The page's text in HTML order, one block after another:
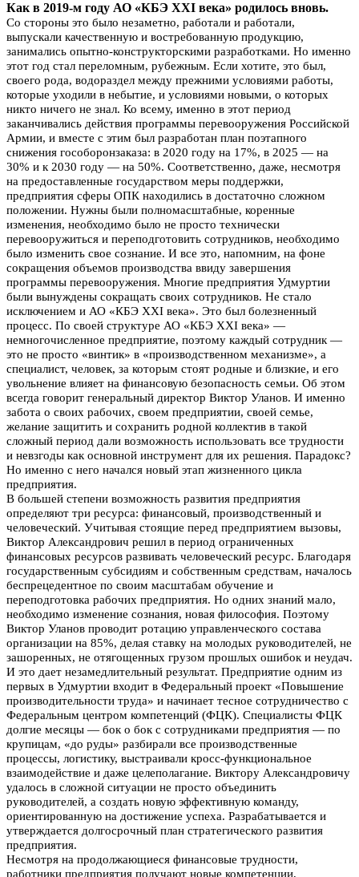
Как в 2019-м году АО «КБЭ XXI века» родилось вновь.
Со стороны это было незаметно, работали и работали,
выпускали качественную и востребованную продукцию,
занимались опытно-конструкторскими разработками. Но именно
этот год стал переломным, рубежным. Если хотите, это был,
своего рода, водораздел между прежними условиями работы,
которые уходили в небытие, и условиями новыми, о которых
никто ничего не знал. Ко всему, именно в этот период
заканчивались действия программы перевооружения Российской
Армии, и вместе с этим был разработан план поэтапного
снижения гособоронзаказа: в 2020 году на 17%, в 2025 — на
30% и к 2030 году — на 50%. Соответственно, даже, несмотря
на предоставленные государством меры поддержки,
предприятия сферы ОПК находились в достаточно сложном
положении. Нужны были полномасштабные, коренные
изменения, необходимо было не просто технически
перевооружиться и переподготовить сотрудников, необходимо
было изменить свое сознание. И все это, напомним, на фоне
сокращения объемов производства ввиду завершения
программы перевооружения. Многие предприятия Удмуртии
были вынуждены сокращать своих сотрудников. Не стало
исключением и АО «КБЭ XXI века». Это был болезненный
процесс. По своей структуре АО «КБЭ XXI века» —
немногочисленное предприятие, поэтому каждый сотрудник —
это не просто «винтик» в «производственном механизме», а
специалист, человек, за которым стоят родные и близкие, и его
увольнение влияет на финансовую безопасность семьи. Об этом
всегда говорит генеральный директор Виктор Уланов. И именно
забота о своих рабочих, своем предприятии, своей семье,
желание защитить и сохранить родной коллектив в такой
сложный период дали возможность использовать все трудности
и невзгоды как основной инструмент для их решения. Парадокс?
Но именно с него начался новый этап жизненного цикла
предприятия.
В большей степени возможность развития предприятия
определяют три ресурса: финансовый, производственный и
человеческий. Учитывая стоящие перед предприятием вызовы,
Виктор Александрович решил в период ограниченных
финансовых ресурсов развивать человеческий ресурс. Благодаря
государственным субсидиям и собственным средствам, началось
беспрецедентное по своим масштабам обучение и
переподготовка рабочих предприятия. Но одних знаний мало,
необходимо изменение сознания, новая философия. Поэтому
Виктор Уланов проводит ротацию управленческого состава
организации на 85%, делая ставку на молодых руководителей, не
зашоренных, не отягощенных грузом прошлых ошибок и неудач.
И это дает незамедлительный результат. Предприятие одним из
первых в Удмуртии входит в Федеральный проект «Повышение
производительности труда» и начинает тесное сотрудничество с
Федеральным центром компетенций (ФЦК). Специалисты ФЦК
долгие месяцы — бок о бок с сотрудниками предприятия — по
крупицам, «до руды» разбирали все производственные
процессы, логистику, выстраивали кросс-функциональное
взаимодействие и даже целеполагание. Виктору Александровичу
удалось в сложной ситуации не просто объединить
руководителей, а создать новую эффективную команду,
ориентированную на достижение успеха. Разрабатывается и
утверждается долгосрочный план стратегического развития
предприятия.
Несмотря на продолжающиеся финансовые трудности,
работники предприятия получают новые компетенции,